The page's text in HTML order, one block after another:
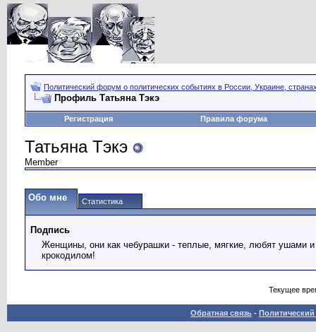
Политический форум о политических событиях в России, Украине,
Профиль Татьяна Тэкэ
Регистрация Правила форума
Татьяна Тэкэ
Member
Обо мне Статистика
Подпись
Женщины, они как чебурашки - теплые, мягкие, любят ушами
крокодилом!
Текущее
Обратная связь -